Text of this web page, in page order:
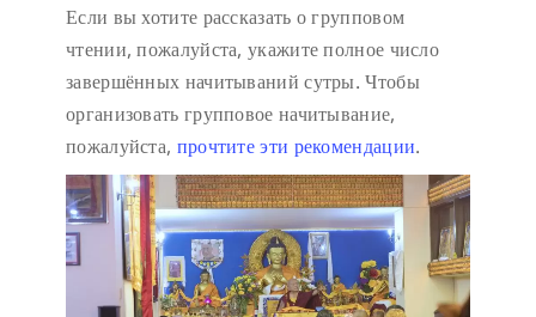
Если вы хотите рассказать о групповом
чтении, пожалуйста, укажите полное число
завершённых начитываний сутры. Чтобы
организовать групповое начитывание,
пожалуйста, прочтите эти рекомендации.